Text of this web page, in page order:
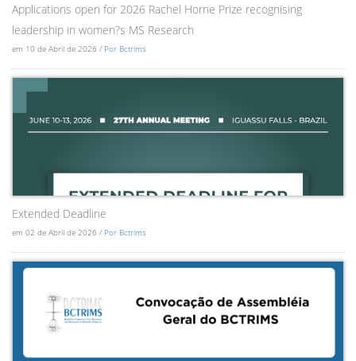
Applications open for 2026 Rachel Horne Prize recognising
leadership in women?s MS Research
em 10 de Abril de 2026 / Por Bctrims
Extended Deadline
em 02 de Abril de 2026 / Por Bctrims